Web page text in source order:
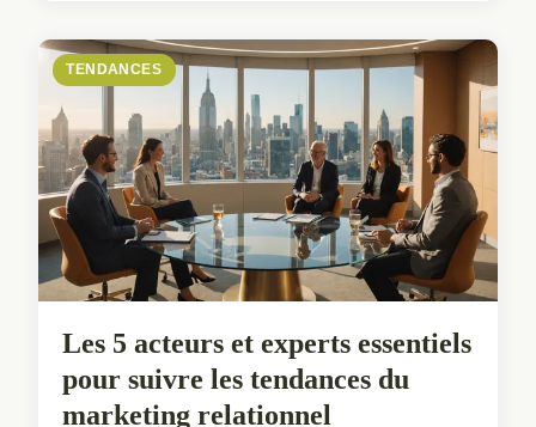
TENDANCES
Les 5 acteurs et experts essentiels
pour suivre les tendances du
marketing relationnel